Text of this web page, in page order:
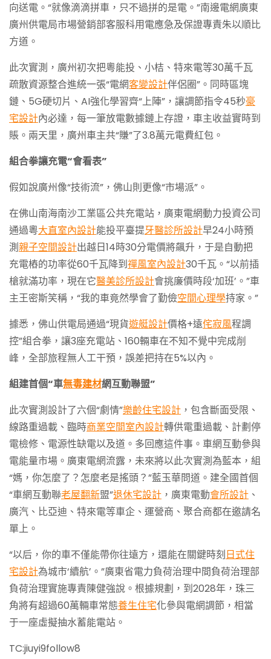
向送電。“就像滴滴拼車，只不過拼的是電。”南邊電網廣東
廣州供電局市場營銷部客服科用電應急及保證專責朱以順比
方道。
此次實測，廣州初次把粵能投、小桔、特來電等30萬千瓦
疏散資源整合進統一張“電網客變設計伴侶圈”。同時區塊
鏈、5G硬切片、AI強化學習齊“上陣”，讓調節指令45秒豪
宅設計內必達，每一筆放電數據鏈上存證，車主收益實時到
賬。兩天里，廣州車主共“賺”了3.8萬元電費紅包。
組合拳讓充電“會看表”
假如說廣州像“技術流”，佛山則更像“市場派”。
在佛山南海南沙工業區公共充電站，廣東電網動力投資公司
通過粵大直室內設計能投平臺提牙醫診所設計早24小時預
測親子空間設計出越日14時30分電價將飆升，于是自動把
充電樁的功率從60千瓦降到禪風室內設計30千瓦。“以前插
槍就滿功率，現在它醫美診所設計會挑廉價時段‘加班’。”車
主王密斯笑稱，“我的車竟然學會了勤儉空間心理學持家。”
據悉，佛山供電局通過“現貨遊艇設計價格+遠侘寂風程調
控”組合拳，讓3座充電站、160輛車在不知不覺中完成削
峰，全部旅程無人工干預，誤差把持在5%以內。
組建首個“車無毒建材網互動聯盟”
此次實測設計了六個“劇情”樂齡住宅設計 ，包含斷面受限、
線路重過載、臨時商業空間室內設計轉供電重過載、計劃停
電檢修、電源性缺電以及道。多回應這件事。車網互動參與
電能量市場。廣東電網流露，未來將以此次實測為藍本，組
“媽，你怎麼了？怎麼老是搖頭？”藍玉華問道。建全國首個
“車網互動聯老屋翻新盟”退休宅設計 ，廣東電動會所設計 、
廣汽、比亞迪、特來電等車企、運營商、聚合商都在邀請名
單上。
“以后，你的車不僅能帶你往遠方，還能在關鍵時刻日式住
宅設計為城市‘續航’。”廣東省電力負荷治理中間負荷治理部
負荷治理實施專責陳健強說。根據規劃，到2028年，珠三
角將有超過60萬輛車常態養生住宅化參與電網調節，相當
于一座虛擬抽水蓄能電站。
TC:jiuyi9follow8